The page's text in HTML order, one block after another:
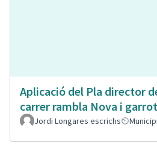
Aplicació del Pla director
carrer rambla Nova i
Jordi Longares escrichs Municipi